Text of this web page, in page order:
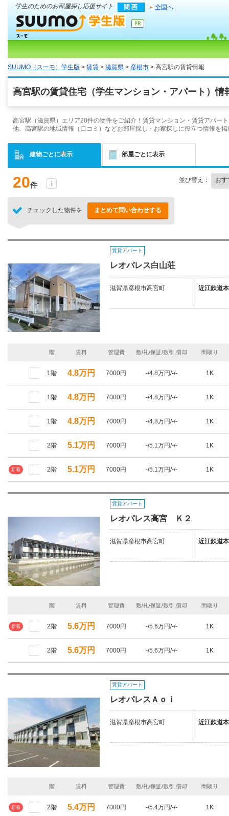
学生のためのお部屋探し応援サイト 全国へ
SUUMO（スーモ）学生版 > 賃貸 > 滋賀県 > 彦根市 > 高宮駅の賃貸情報
高宮駅の賃貸住宅（学生マンション・アパート）情
高宮駅（滋賀県）エリア20件の物件をご紹介！賃貸マンション・賃貸アパー
他、高宮駅の地域情報（口コミ）などお部屋探し・お家探しに役立つ情報を
建物ごとに表示 部屋ごとに表示
20件
並び替え：
チェックした物件を まとめて問い合わせする
賃貸アパート
レオパレス白山荘
滋賀県彦根市高宮町 近江鉄道
階 賃料 管理費 敷/礼/保証/敷引,償却 間取り
1階 4.8万円 7000円 -/4.8万円/-/- 1K
1階 4.8万円 7000円 -/4.8万円/-/- 1K
1階 4.8万円 7000円 -/4.8万円/-/- 1K
2階 5.1万円 7000円 -/5.1万円/-/- 1K
新着 2階 5.1万円 7000円 -/5.1万円/-/- 1K
賃貸アパート
レオパレス高宮 Ｋ２
滋賀県彦根市高宮町 近江鉄道
階 賃料 管理費 敷/礼/保証/敷引,償却 間取り
新着 2階 5.6万円 7000円 -/5.6万円/-/- 1K
2階 5.6万円 7000円 -/5.6万円/-/- 1K
賃貸アパート
レオパレスＡｏｉ
滋賀県彦根市高宮町 近江鉄道
階 賃料 管理費 敷/礼/保証/敷引,償却 間取り
新着 2階 5.4万円 7000円 -/5.4万円/-/- 1K